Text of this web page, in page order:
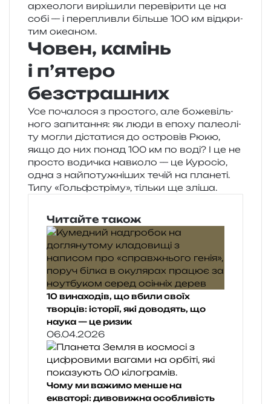
архе­о­ло­ги вирі­ши­ли пере­ві­ри­ти це на
собі — і пере­плив­ли біль­ше 100 км від­кри­
тим океаном.
Човен, камінь
і п’ятеро
безстрашних
Усе поча­ло­ся з про­сто­го, але боже­віль­
но­го запи­та­н­ня: як люди в епоху палео­лі­
ту могли діста­ти­ся до остро­вів Рюкю,
якщо до них понад 100 км по воді? І це не
про­сто води­чка нав­ко­ло — це Куросіо,
одна з най­по­ту­жні­ших течій на пла­не­ті.
Типу «Гольфстріму», тіль­ки ще зліша.
Читайте також
10 винаходів, що вбили своїх
творців: історії, які доводять, що
наука — це ризик
06.04.2026
Чому ми важимо менше на
екваторі: дивовижна особливість